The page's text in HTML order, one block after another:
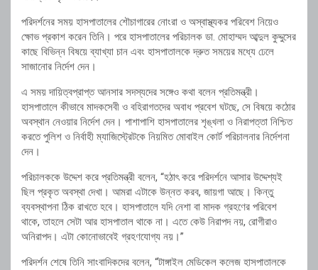
পরিদর্শনের সময় হাসপাতালের শৌচাগারের নোংরা ও অস্বাস্থ্যকর পরিবেশ নিয়েও
ক্ষোভ প্রকাশ করেন তিনি। পরে হাসপাতালের পরিচালক ডা. মোহাম্মদ আব্দুল কুদ্দুসের
কাছে বিভিন্ন বিষয়ে ব্যাখ্যা চান এবং হাসপাতালকে দ্রুত সময়ের মধ্যে ঢেলে
সাজানোর নির্দেশ দেন।
এ সময় দায়িত্বপ্রাপ্ত আনসার সদস্যদের সঙ্গেও কথা বলেন প্রতিমন্ত্রী।
হাসপাতালে কীভাবে মাদকসেবী ও বহিরাগতদের অবাধ প্রবেশ ঘটছে, সে বিষয়ে কঠোর
অবস্থান নেওয়ার নির্দেশ দেন। পাশাপাশি হাসপাতালের শৃঙ্খলা ও নিরাপত্তা নিশ্চিত
করতে পুলিশ ও নির্বাহী ম্যাজিস্ট্রেটকে নিয়মিত মোবাইল কোর্ট পরিচালনার নির্দেশনা
দেন।
পরিচালককে উদ্দেশ করে প্রতিমন্ত্রী বলেন, “হঠাৎ করে পরিদর্শনে আসার উদ্দেশ্যই
ছিল প্রকৃত অবস্থা দেখা। আমরা এটাকে উন্নত করব, জায়গা আছে। কিন্তু
ব্যবস্থাপনা ঠিক রাখতে হবে। হাসপাতালে যদি নেশা বা মাদক গ্রহণের পরিবেশ
থাকে, তাহলে সেটা আর হাসপাতাল থাকে না। এতে কেউ নিরাপদ নয়, রোগীরাও
অনিরাপদ। এটা কোনোভাবেই গ্রহণযোগ্য নয়।”
পরিদর্শন শেষে তিনি সাংবাদিকদের বলেন, “টাঙ্গাইল মেডিকেল কলেজ হাসপাতালকে